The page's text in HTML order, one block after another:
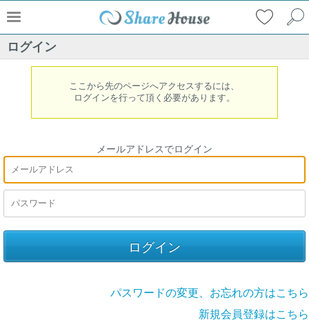
ログイン
ここから先のページへアクセスするには、
ログインを行って頂く必要があります。
メールアドレスでログイン
パスワードの変更、お忘れの方はこちら
新規会員登録はこちら